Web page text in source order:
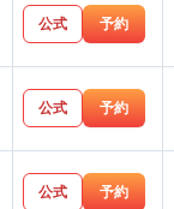
公式 予約
公式 予約
公式 予約